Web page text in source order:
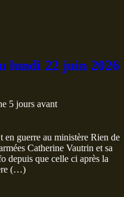
lundi 22 juin 2026
5 jours avant
guerre au ministère Rien de
Catherine Vautrin et sa
depuis que celle ci après la
(…)